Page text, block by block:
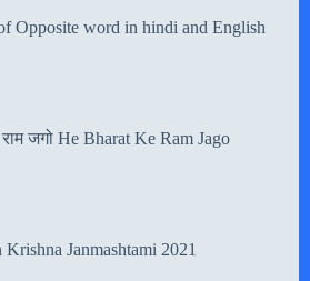
Opposite word in hindi and English
जगो He Bharat Ke Ram Jago
Krishna Janmashtami 2021